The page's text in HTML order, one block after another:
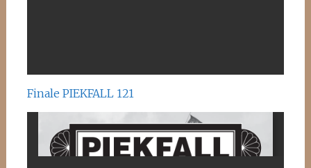
Finale PIEKFALL 121